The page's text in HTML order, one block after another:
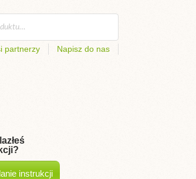
partnerzy Napisz do nas
instrukcji